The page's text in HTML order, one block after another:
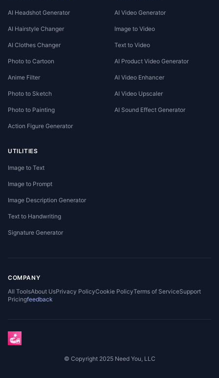
AI Headshot Generator
AI Hairstyle Changer
AI Clothes Changer
Photo to Cartoon
Anime Filter
Photo to Sketch
Photo to Painting
Action Figure Generator
AI Video Generator
Image to Video
Text to Video
AI Product Video Generator
AI Video Enhancer
AI Video Upscaler
AI Sound Effect Generator
UTILITIES
Image to Text
Image to Prompt
Image Description Generator
Text to Handwriting
Signature Generator
COMPANY
All ToolsAbout UsPrivacy PolicyCookie PolicyTerms of ServiceSupport
Pricingfeedback
© Copyright 2025 Need You, LLC